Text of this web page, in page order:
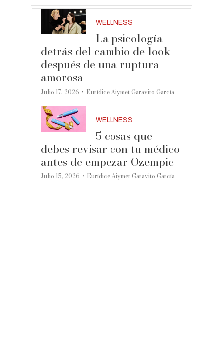
WELLNESS
La psicología
detrás del cambio de look
después de una ruptura
amorosa
Julio 17, 2026 ·Eurídice Aiymet Garavito García
WELLNESS
5 cosas que
debes revisar con tu médico
antes de empezar Ozempic
Julio 15, 2026 ·Eurídice Aiymet Garavito García